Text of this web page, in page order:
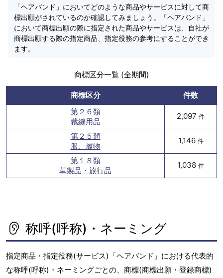
「ヘアバンド」においてどのような商品やサービスに対して商
標出願がされているのか確認してみましょう。「ヘアバンド」
において商標出願の際に指定された商品やサービスは、自社が
商標出願する際の指定商品、指定役務の参考にすることができ
ます。
商標区分一覧 (全期間)
商標区分
件数
第２６類
裁縫用品
2,097 件
第２５類
服、履物
1,146 件
第１８類
革製品・旅行品
1,038 件
称呼(呼称)・ネーミング
指定商品・指定役務(サービス)「ヘアバンド」における代表的
な称呼(呼称)・ネーミングごとの、商標(商標出願・登録商標)